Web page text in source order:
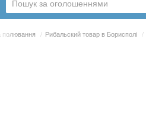
полювання / Рибальский товар в Борисполі /